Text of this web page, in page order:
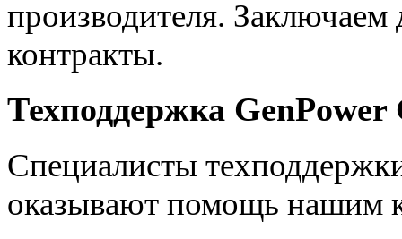
производителя.
контракты.
Техподдержка GenPower
Специалисты
оказывают помощь нашим